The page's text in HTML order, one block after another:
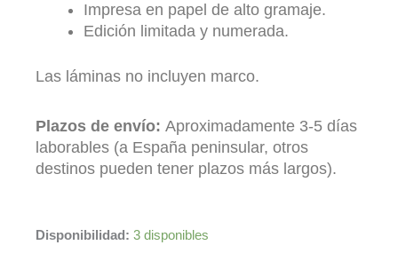
Impresa en papel de alto gramaje.
Edición limitada y numerada.
Las láminas no incluyen marco.
Plazos de envío: Aproximadamente 3-5 días
laborables (a España peninsular, otros
destinos pueden tener plazos más largos).
Disponibilidad: 3 disponibles
Elemental